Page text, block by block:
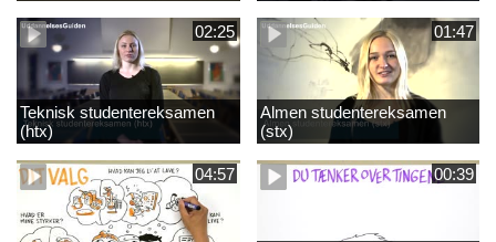
02:25
Teknisk studentereksamen
(htx)
01:47
Almen studentereksamen
(stx)
04:57 00:39